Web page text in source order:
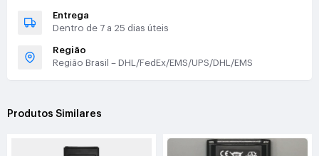
Entrega
Dentro de 7 a 25 dias úteis
Região
Região Brasil – DHL/FedEx/EMS/UPS/DHL/EMS
Produtos Similares